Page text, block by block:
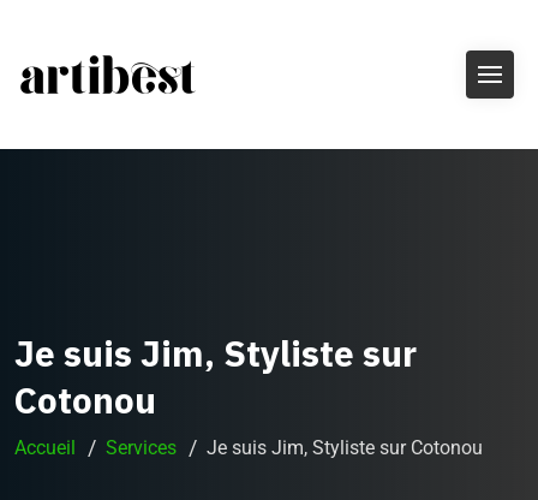
Je suis Jim, Styliste sur
Cotonou
Accueil Services Je suis Jim, Styliste sur Cotonou